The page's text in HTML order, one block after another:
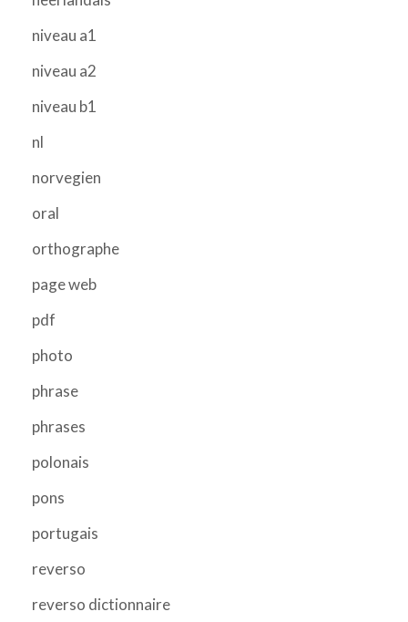
niveau a1
niveau a2
niveau b1
nl
norvegien
oral
orthographe
page web
pdf
photo
phrase
phrases
polonais
pons
portugais
reverso
reverso dictionnaire